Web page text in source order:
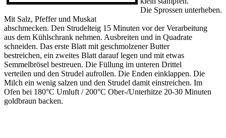
Die Sprossen unterheben.
Mit Salz, Pfeffer und Muskat
abschmecken. Den Strudelteig 15 Minuten vor der Verarbeitung
aus dem Kühlschrank nehmen. Ausbreiten und in Quadrate
schneiden. Das erste Blatt mit geschmolzener Butter
bestreichen, ein zweites Blatt darauf legen und mit etwas
Semmelbrösel bestreuen. Die Füllung im unteren Drittel
verteilen und den Strudel aufrollen. Die Enden einklappen. Die
Milch ein wenig salzen und den Strudel damit einstreichen. Im
Ofen bei 180°C Umluft / 200°C Ober-/Unterhitze 20-30 Minuten
goldbraun backen.